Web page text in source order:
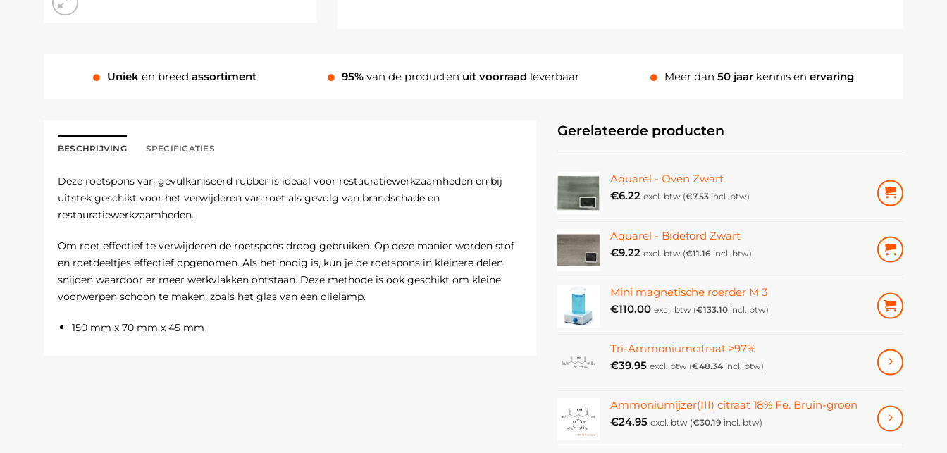
Unieken breedassortiment 95%van de producten uit voorraad leverbaar Meer dan 50 jaarkennis en ervaring
BESCHRIJVING SPECIFICATIES
Deze roetspons van gevulkaniseerd rubber is ideaal voor restauratiewerkzaamheden en bij
uitstek geschikt voor het verwijderen van roet als gevolg van brandschade en
restauratiewerkzaamheden.
Om roet effectief te verwijderen de roetspons droog gebruiken. Op deze manier worden stof
en roetdeeltjes effectief opgenomen. Als het nodig is, kun je de roetspons in kleinere delen
snijden waardoor er meer werkvlakken ontstaan. Deze methode is ook geschikt om kleine
voorwerpen schoon te maken, zoals het glas van een olielamp.
150 mm x 70 mm x 45 mm
Gerelateerde producten
Aquarel - Oven Zwart
€6.22 excl. btw (€7.53 incl. btw)
Aquarel - Bideford Zwart
€9.22 excl. btw (€11.16 incl. btw)
Mini magnetische roerder M 3
€110.00 excl. btw (€133.10 incl. btw)
Tri-Ammoniumcitraat ≥97%
€39.95 excl. btw (€48.34 incl. btw)
Ammoniumijzer(III) citraat 18% Fe. Bruin-groen
€24.95 excl. btw (€30.19 incl. btw)